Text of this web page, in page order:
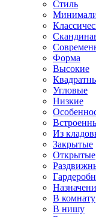
Стиль
Форма
Высокие
Угловые
Низкие
Из
Закрытые
Открытые
В комнату
В нишу